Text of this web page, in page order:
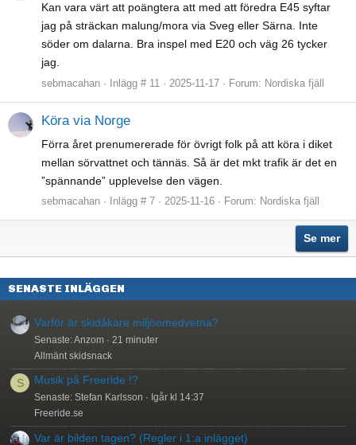
Kan vara värt att poängtera att med att föredra E45 syftar
jag på sträckan malung/mora via Sveg eller Särna. Inte
söder om dalarna. Bra inspel med E20 och väg 26 tycker
jag.
sebmacahan Inlägg # 11 2025-11-17 Forum: Nordiska fjäll
Köra via Norge
Förra året prenumererade för övrigt folk på att köra i diket
mellan sörvattnet och tännäs. Så är det mkt trafik är det en
”spännande” upplevelse den vägen.
sebmacahan Inlägg # 7 2025-11-16 Forum: Nordiska fjäll
Se mer
SENASTE INLÄGGEN
Varför är skidåkare miljöomedvetna?
Senaste: Anzom
21 minuter
Allmänt skidsnack
S Musik på Freeride !?
Senaste: Stefan Karlsson
Igår kl 14:37
Freeride.se
Var är bilden tagen? (Regler i 1:a inlägget)